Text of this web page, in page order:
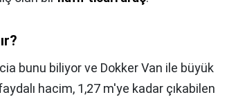
bunu biliyor ve Dokker Van ile büyük
hacim, 1,27 m'ye kadar çıkabilen